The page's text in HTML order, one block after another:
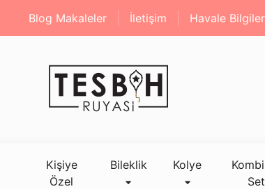
Blog Makaleler İletişim Havale
Kişiye
Özel
Bileklik Kolye
Set